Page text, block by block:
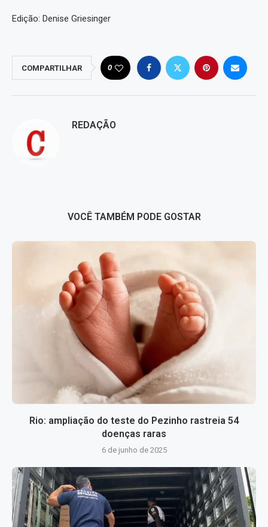
Edição: Denise Griesinger
COMPARTILHAR 0
REDAÇÃO
VOCÊ TAMBÉM PODE GOSTAR
Rio: ampliação do teste do Pezinho rastreia 54
doenças raras
6 de junho de 2025